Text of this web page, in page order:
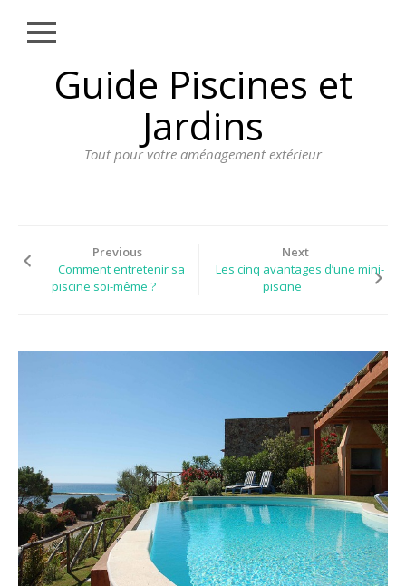
Guide Piscines et
Jardins
Tout pour votre aménagement extérieur
Close
AMÉNAGEMENT
EXTÉRIEUR
PLANTATIONS
REVÊTEMENT
TERRASSE
GUIDES
JARDIN
ENTRETIEN
Previous
Comment entretenir sa
piscine soi-même ?
Next
Les cinq avantages d’une mini-
piscine